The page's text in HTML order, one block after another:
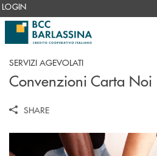
Salta al contenuto principale
LOGIN
SERVIZI AGEVOLATI
Convenzioni Carta Noi
SHARE